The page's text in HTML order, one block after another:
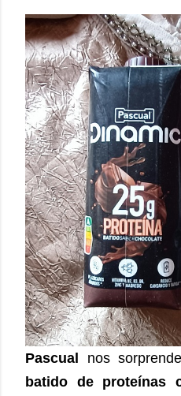
Pascual nos
batido de proteínas